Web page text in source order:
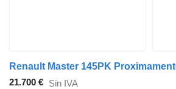
21.700 € Sin IVA